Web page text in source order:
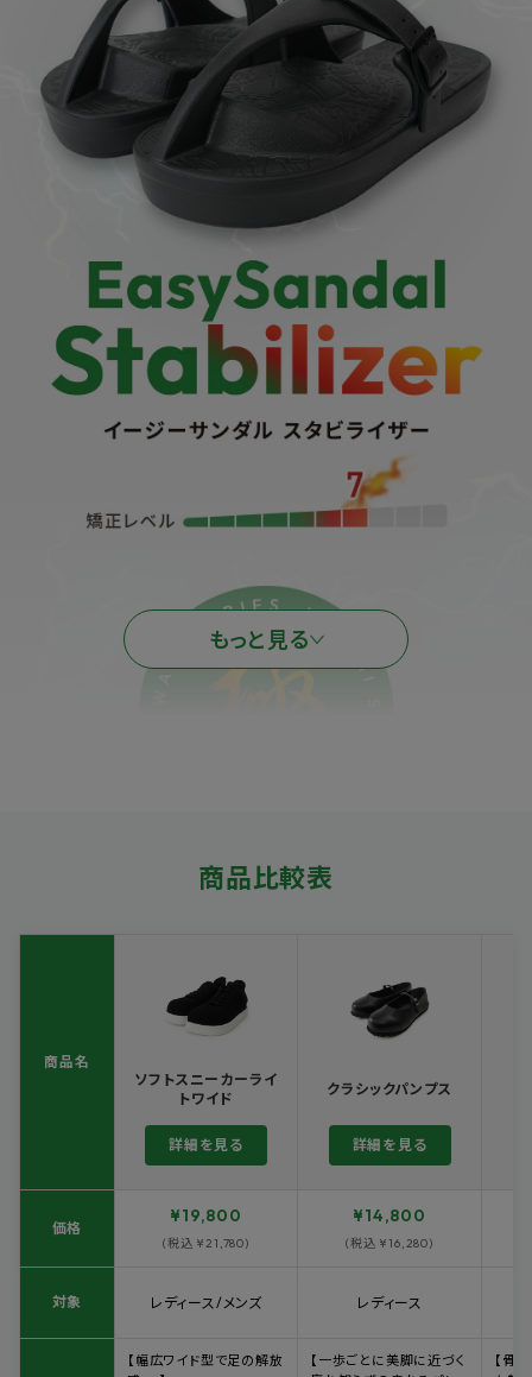
もっと見る
商品比較表
商品名
ソフトスニーカーライ
トワイド
詳細を見る
クラシックパンプス
詳細を見る
価格
¥19,800
(税込 ¥21,780)
¥14,800
(税込 ¥16,280)
対象 レディース/メンズ レディース
【幅広ワイド型で足の解放
【一歩ごとに美脚に近づく
【骨